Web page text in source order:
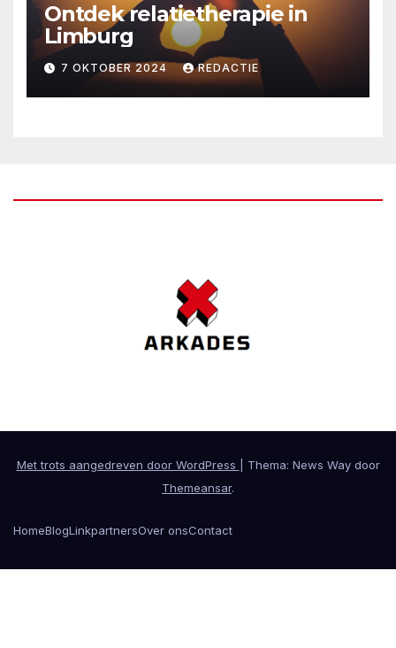
Ontdek relatietherapie in
Limburg
7 OKTOBER 2024 REDACTIE
Met trots aangedreven door WordPress
Thema: News Way door
Themeansar.
HomeBlogLinkpartnersOver onsContact